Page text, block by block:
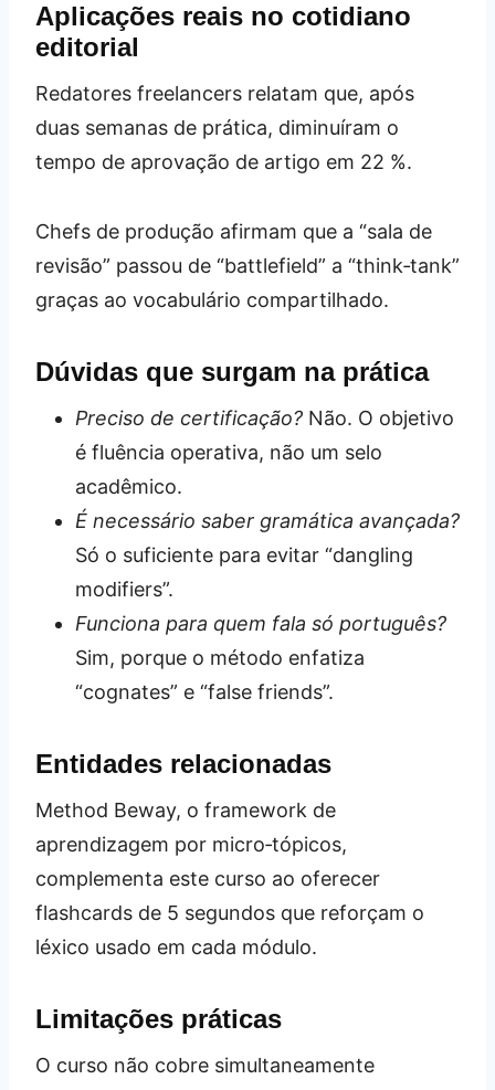
Aplicações reais no cotidiano
editorial
Redatores freelancers relatam que, após
duas semanas de prática, diminuíram o
tempo de aprovação de artigo em 22 %.
Chefs de produção afirmam que a “sala de
revisão” passou de “battlefield” a “think‑tank”
graças ao vocabulário compartilhado.
Dúvidas que surgam na prática
Preciso de certificação? Não. O objetivo
é fluência operativa, não um selo
acadêmico.
É necessário saber gramática avançada?
Só o suficiente para evitar “dangling
modifiers”.
Funciona para quem fala só português?
Sim, porque o método enfatiza
“cognates” e “false friends”.
Entidades relacionadas
Method Beway, o framework de
aprendizagem por micro‑tópicos,
complementa este curso ao oferecer
flashcards de 5 segundos que reforçam o
léxico usado em cada módulo.
Limitações práticas
O curso não cobre simultaneamente